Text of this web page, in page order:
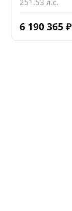
251.53 л.с.
6 190 365 ₽